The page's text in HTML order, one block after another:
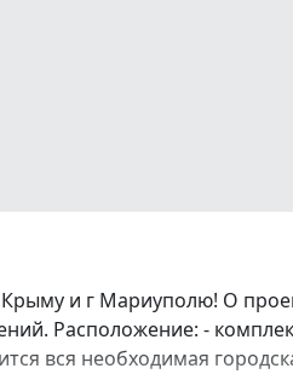
и г Мариуполю! О
Расположение: -
вся необходимая